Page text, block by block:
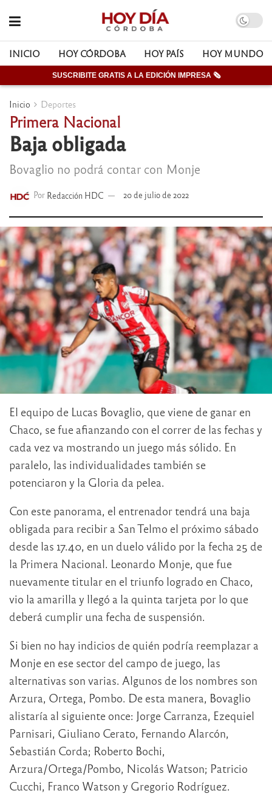
INICIO HOY CÓRDOBA HOY PAÍS HOY MUNDO
SUSCRIBITE GRATIS A LA EDICIÓN IMPRESA 🗞
Inicio Deportes
Primera Nacional
Baja obligada
Bovaglio no podrá contar con Monje
Por Redacción HDC 20 de julio de 2022
El equipo de Lucas Bovaglio, que viene de ganar en
Chaco, se fue afianzando con el correr de las fechas y
cada vez va mostrando un juego más sólido. En
paralelo, las individualidades también se
potenciaron y la Gloria da pelea.
Con este panorama, el entrenador tendrá una baja
obligada para recibir a San Telmo el próximo sábado
desde las 17.40, en un duelo válido por la fecha 25 de
la Primera Nacional. Leonardo Monje, que fue
nuevamente titular en el triunfo logrado en Chaco,
vio la amarilla y llegó a la quinta tarjeta por lo que
deberá cumplir una fecha de suspensión.
Si bien no hay indicios de quién podría reemplazar a
Monje en ese sector del campo de juego, las
alternativas son varias. Algunos de los nombres son
Arzura, Ortega, Pombo. De esta manera, Bovaglio
alistaría al siguiente once: Jorge Carranza, Ezequiel
Parnisari, Giuliano Cerato, Fernando Alarcón,
Sebastián Corda; Roberto Bochi,
Arzura/Ortega/Pombo, Nicolás Watson; Patricio
Cucchi, Franco Watson y Gregorio Rodríguez.